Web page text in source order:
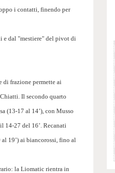
i contatti, finendo per
e dal "mestiere" del pivot di
di frazione permette ai
Il secondo quarto
(13-17 al 14’), con Musso
14-27 del 16’. Recanati
19’) ai biancorossi, fino al
la Liomatic rientra in